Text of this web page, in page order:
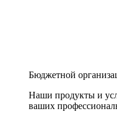
Бюджетной
Наши продукты и
ваших